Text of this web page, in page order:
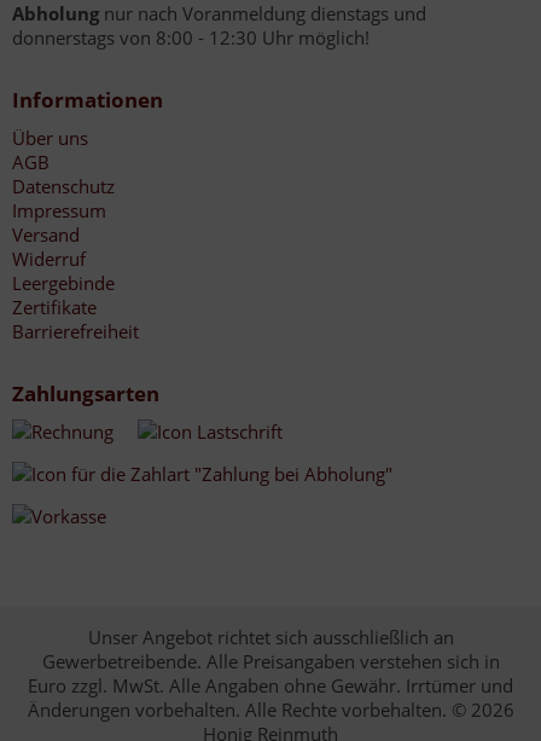
Abholung nur nach Voranmeldung dienstags und
donnerstags von 8:00 - 12:30 Uhr möglich!
Informationen
Über uns
AGB
Datenschutz
Impressum
Versand
Widerruf
Leergebinde
Zertifikate
Barrierefreiheit
Zahlungsarten
Unser Angebot richtet sich ausschließlich an
Gewerbetreibende. Alle Preisangaben verstehen sich in
Euro zzgl. MwSt. Alle Angaben ohne Gewähr. Irrtümer und
Änderungen vorbehalten. Alle Rechte vorbehalten. © 2026
Honig Reinmuth